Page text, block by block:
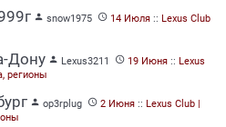
 snow1975  14 Июля :: Lexus Club
Дону  Lexus3211  19 Июня :: Lexus
регионы
 op3rplug  2 Июня :: Lexus Club |